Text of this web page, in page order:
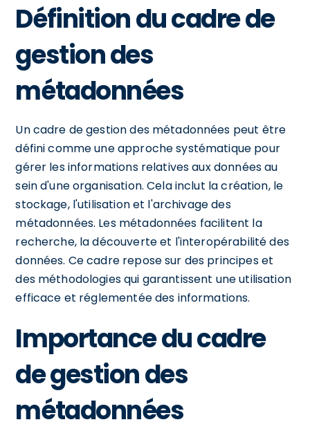
Définition du cadre de
gestion des
métadonnées
Un cadre de gestion des métadonnées peut être
défini comme une approche systématique pour
gérer les informations relatives aux données au
sein d'une organisation. Cela inclut la création, le
stockage, l'utilisation et l'archivage des
métadonnées. Les métadonnées facilitent la
recherche, la découverte et l'interopérabilité des
données. Ce cadre repose sur des principes et
des méthodologies qui garantissent une utilisation
efficace et réglementée des informations.
Importance du cadre
de gestion des
métadonnées